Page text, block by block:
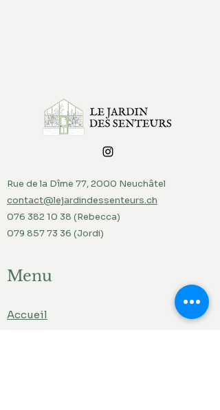
Rue de la Dîme 77, 2000 Neuchâtel
contact@lejardindessenteurs.ch
076 382 10 38 (Rebecca)
079 857 73 36 (Jordi)
Menu
Accueil